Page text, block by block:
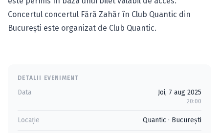
Concertul concertul Fără Zahăr în Club Quantic din
București este organizat de Club Quantic.
DETALII EVENIMENT
Data Joi, 7 aug 2025
20:00
Locație Quantic · Bucureşti